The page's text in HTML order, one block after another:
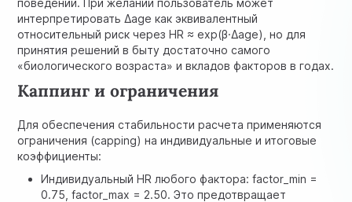
поведении. При желании пользователь может
интерпретироватьΔage как эквивалентный
относительный риск черезHR ≈ exp(β·Δage) , но для
принятия решений в быту достаточно самого
«биологического возраста» и вкладов факторов в годах.
Каппинг и ограничения
Для обеспечения стабильности расчета применяются
ограничения (capping) на индивидуальные и итоговые
коэффициенты:
Индивидуальный HR любого фактора: factor_min =
0.75, factor_max = 2.50. Это предотвращает